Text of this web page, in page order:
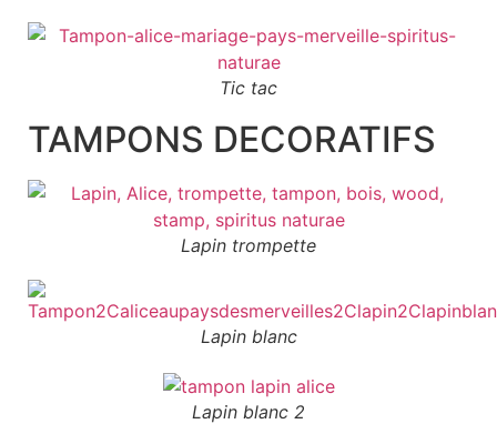
Tic tac
TAMPONS DECORATIFS
Lapin trompette
Lapin blanc
Lapin blanc 2